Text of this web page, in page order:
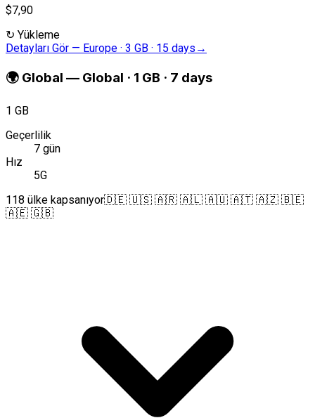
$7,90
↻ Yükleme
Detayları Gör — Europe · 3 GB · 15 days →
🌍 Global — Global · 1 GB · 7 days
1 GB
Geçerlilik
7 gün
Hız
5G
118 ülke kapsanıyor🇩🇪 🇺🇸 🇦🇷 🇦🇱 🇦🇺 🇦🇹 🇦🇿 🇧🇪
🇦🇪 🇬🇧